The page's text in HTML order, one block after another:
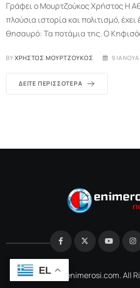
Γράφει ο Μουρτζούκος Χρήστος Η
πλούσια ιστορία και πολιτισμό,
θησαυρό: Τα ποτάμια της. Ο
BYΧΡΉΣΤΟΣ ΜΟΥΡΤΖΟΎΚΟΣ 9
ΔΕΊΤΕ ΠΕΡΙΣΣΌΤΕΡΑ
@2026 e-enimerosi.com. All
EL